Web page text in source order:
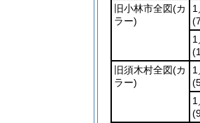
旧小林市全図(カ
ラー)
旧須木村全図(カ
ラー)